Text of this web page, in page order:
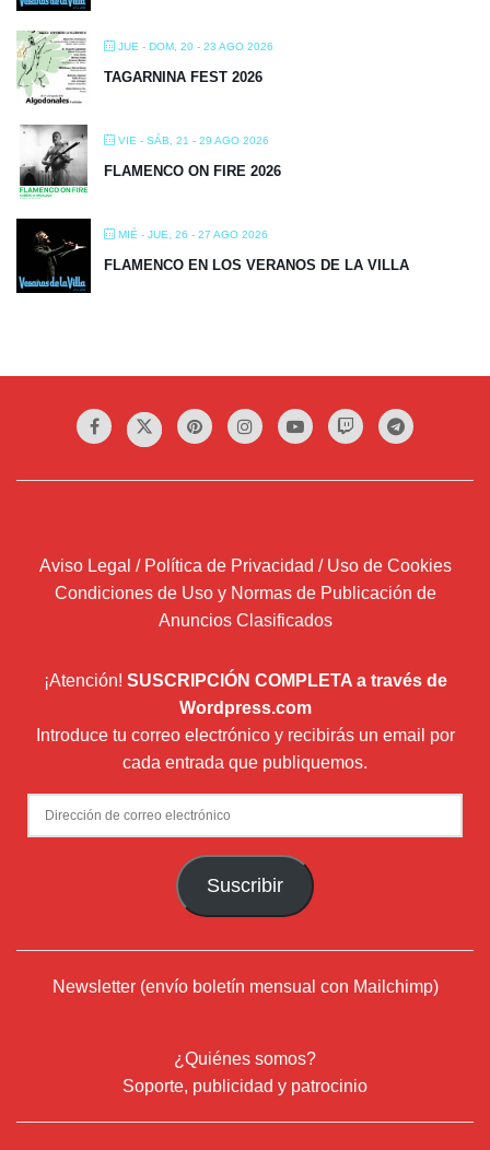
JUE - DOM, 20 - 23 AGO 2026
TAGARNINA FEST 2026
VIE - SÁB, 21 - 29 AGO 2026
FLAMENCO ON FIRE 2026
MIÉ - JUE, 26 - 27 AGO 2026
FLAMENCO EN LOS VERANOS DE LA VILLA
Aviso Legal / Política de Privacidad / Uso de Cookies
Condiciones de Uso y Normas de Publicación de
Anuncios Clasificados
¡Atención! SUSCRIPCIÓN COMPLETA a través de
Wordpress.com
Introduce tu correo electrónico y recibirás un email por
cada entrada que publiquemos.
Dirección
de
Suscribir
Newsletter (envío boletín mensual con Mailchimp)
¿Quiénes somos?
Soporte, publicidad y patrocinio